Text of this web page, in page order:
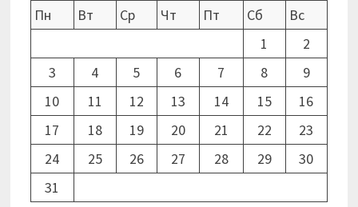
Пн
Вт Ср Чт Пт Сб
Вс
1
2
3
4 5 6 7 8
9
10
11 12 13 14 15
16
17
18 19 20 21 22
23
24
25 26 27 28 29
30
31